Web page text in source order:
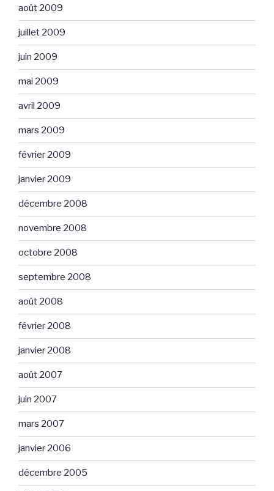
août 2009
juillet 2009
juin 2009
mai 2009
avril 2009
mars 2009
février 2009
janvier 2009
décembre 2008
novembre 2008
octobre 2008
septembre 2008
août 2008
février 2008
janvier 2008
août 2007
juin 2007
mars 2007
janvier 2006
décembre 2005